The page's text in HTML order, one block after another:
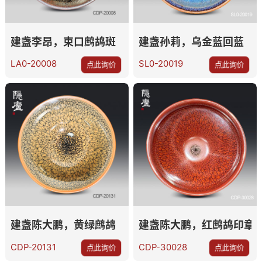
建盏李昂，束口鹧鸪斑
LA0-20008 点此询价
建盏孙莉，乌金蓝回蓝
SL0-20019 点此询价
建盏陈大鹏，黄绿鹧鸪
CDP-20131 点此询价
建盏陈大鹏，红鹧鸪印章
CDP-30028 点此询价